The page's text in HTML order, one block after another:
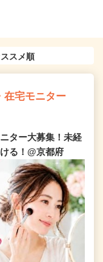
在宅モニター
ター大募集！未経
る！@京都府